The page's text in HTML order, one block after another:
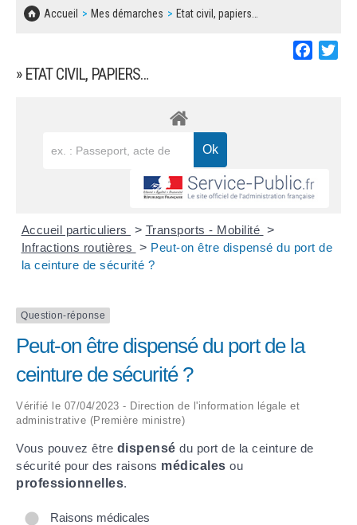
Accueil Mes démarches Etat civil, papiers…
» ETAT CIVIL, PAPIERS…
Accueil particuliers > Transports - Mobilité >
Infractions routières > Peut-on être dispensé du port de
la ceinture de sécurité ?
Question-réponse
Peut-on être dispensé du port de la
ceinture de sécurité ?
Vérifié le 07/04/2023 - Direction de l'information légale et
administrative (Première ministre)
Vous pouvez être dispensé du port de la ceinture de
sécurité pour des raisons médicales ou
professionnelles.
Raisons médicales
CONCERTATIONS PUBLIQUES
SOLIDARITÉ, LOGEMENT
DECHETS
BESOIN D'UNE AIDE ?
LES ASSOCIATIONS
MARCHÉS PUBLICS
REGLEMENT LOCAL DE PUBLICITÉ
DECLARATION DE DEMARCHAGE
DOSSIER DE DEMANDE DE SUBVENTION
DEMANDE DE PRÊT DE MATERIEL
FICHE D'ORGANISATION MANIFESTATION
PLAN D'ACTION MUNICIPAL